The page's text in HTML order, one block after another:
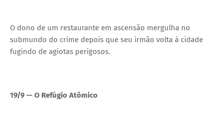
O dono de um restaurante em ascensão mergulha no
submundo do crime depois que seu irmão volta à cidade
fugindo de agiotas perigosos.
19/9 — O Refúgio Atômico